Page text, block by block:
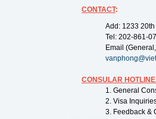
CONTACT:
Add: 1233
Tel: 202-861-
Email
CONSULAR
1. General
2. Visa
3. Feedback &